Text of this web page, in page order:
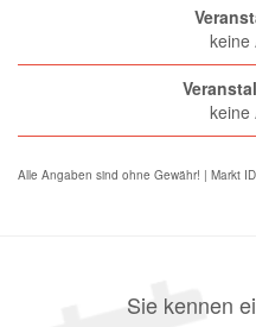
keine
keine
Alle Angaben sind ohne Gewähr! | Markt
Sie kennen